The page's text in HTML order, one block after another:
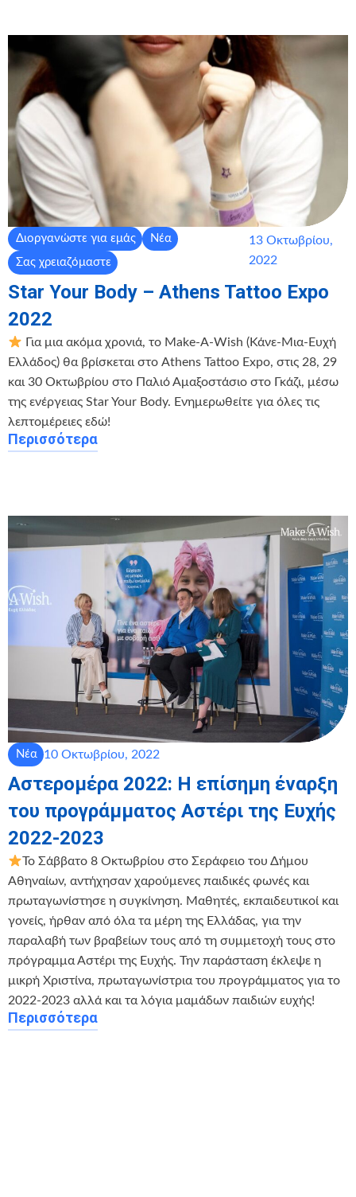
Διοργανώστε για εμάς
Νέα
Σας χρειαζόμαστε
13 Οκτωβρίου,
2022
Star Your Body – Athens Tattoo Expo
2022
Για μια ακόμα χρονιά, το Make-A-Wish (Κάνε-Μια-Ευχή
Ελλάδος) θα βρίσκεται στο Athens Tattoo Expo, στις 28, 29
και 30 Οκτωβρίου στο Παλιό Αμαξοστάσιο στο Γκάζι, μέσω
της ενέργειας Star Your Body. Ενημερωθείτε για όλες τις
λεπτομέρειες εδώ!
Περισσότερα
Νέα 10 Οκτωβρίου, 2022
Αστερομέρα 2022: Η επίσημη έναρξη
του προγράμματος Αστέρι της Ευχής
2022-2023
Το Σάββατο 8 Οκτωβρίου στο Σεράφειο του Δήμου
Αθηναίων, αντήχησαν χαρούμενες παιδικές φωνές και
πρωταγωνίστησε η συγκίνηση. Μαθητές, εκπαιδευτικοί και
γονείς, ήρθαν από όλα τα μέρη της Ελλάδας, για την
παραλαβή των βραβείων τους από τη συμμετοχή τους στο
πρόγραμμα Αστέρι της Ευχής. Την παράσταση έκλεψε η
μικρή Χριστίνα, πρωταγωνίστρια του προγράμματος για το
2022-2023 αλλά και τα λόγια μαμάδων παιδιών ευχής!
Περισσότερα